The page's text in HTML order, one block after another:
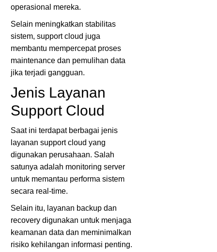
operasional mereka.
Selain meningkatkan stabilitas
sistem, support cloud juga
membantu mempercepat proses
maintenance dan pemulihan data
jika terjadi gangguan.
Jenis Layanan
Support Cloud
Saat ini terdapat berbagai jenis
layanan support cloud yang
digunakan perusahaan. Salah
satunya adalah monitoring server
untuk memantau performa sistem
secara real-time.
Selain itu, layanan backup dan
recovery digunakan untuk menjaga
keamanan data dan meminimalkan
risiko kehilangan informasi penting.